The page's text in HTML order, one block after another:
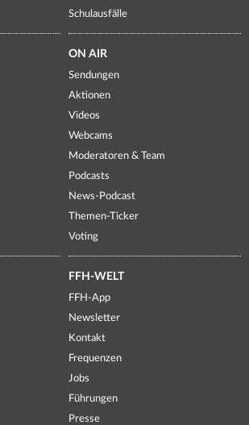
Schulausfälle
ON AIR
Sendungen
Aktionen
Videos
Webcams
Moderatoren & Team
Podcasts
News-Podcast
Themen-Ticker
Voting
FFH-WELT
FFH-App
Newsletter
Kontakt
Frequenzen
Jobs
Führungen
Presse